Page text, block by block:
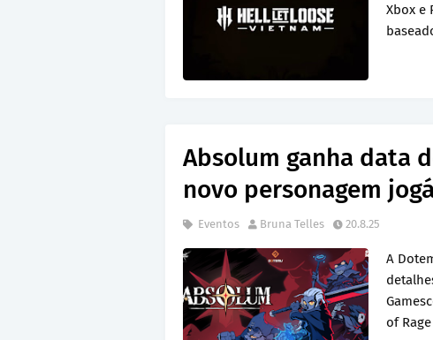
Xbox e
Absolum ganha data
novo personagem
Eventos Bruna Telles 20.8.25
A
of